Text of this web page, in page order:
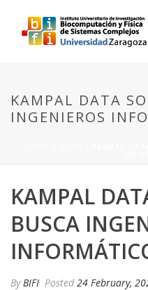
KAMPAL DATA
INGENIEROS
KAMPAL
BUSCA
ByBIFI Posted 24 February,